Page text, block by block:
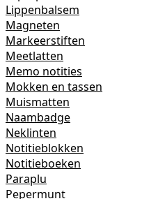
Lippenbalsem
Magneten
Markeerstiften
Meetlatten
Memo notities
Mokken en tassen
Muismatten
Naambadge
Neklinten
Notitieblokken
Notitieboeken
Paraplu
Pepermunt